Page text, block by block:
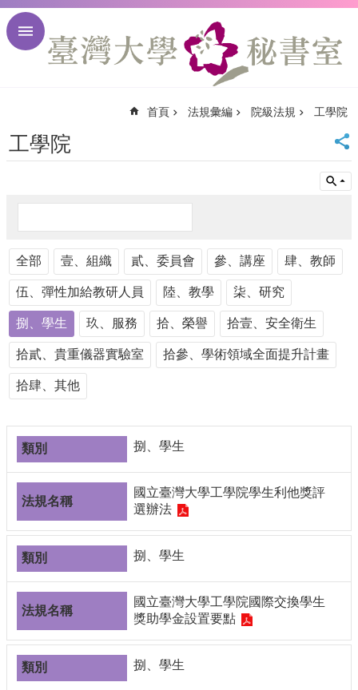
跳到主要內容區塊
首
頁
首
大
校
訊
English
網
站
導
覽
見
問
答
於
秘
書
室
服
務
團
法
規
首頁 法規彙編 院級法規 工學院
工學院
全部 壹、組織 貳、委員會 參、講座 肆、教師
伍、彈性加給教研人員 陸、教學 柒、研究
捌、學生 玖、服務 拾、榮譽 拾壹、安全衛生
拾貳、貴重儀器實驗室 拾參、學術領域全面提升計畫
拾肆、其他
捌、學生
國立臺灣大學工學院學生利他獎評
選辦法
捌、學生
國立臺灣大學工學院國際交換學生
獎助學金設置要點
捌、學生